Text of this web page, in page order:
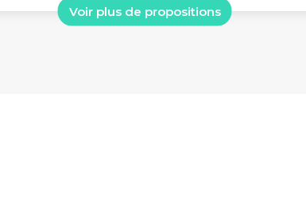
Voir plus de propositions